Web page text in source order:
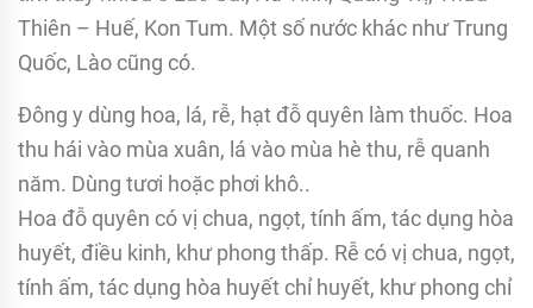
Thiên – Huế, Kon Tum. Một số nước khác như Trung
Quốc, Lào cũng có.
Đông y dùng hoa, lá, rễ, hạt đỗ quyên làm thuốc. Hoa
thu hái vào mùa xuân, lá vào mùa hè thu, rễ quanh
năm. Dùng tươi hoặc phơi khô..
Hoa đỗ quyên có vị chua, ngọt, tính ấm, tác dụng hòa
huyết, điều kinh, khư phong thấp. Rễ có vị chua, ngọt,
tính ấm, tác dụng hòa huyết chỉ huyết, khư phong chỉ